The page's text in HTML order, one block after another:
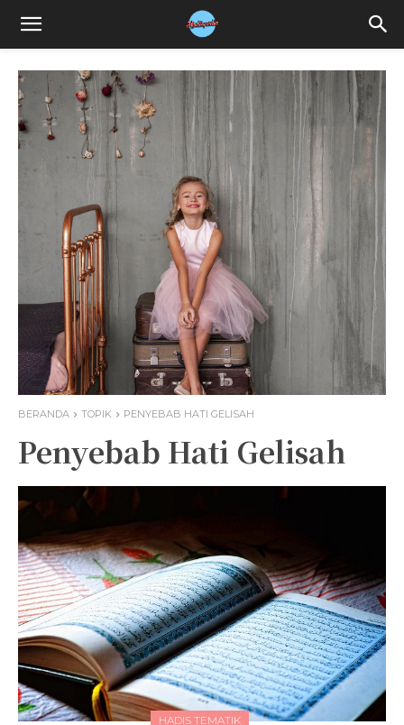
BERANDA TOPIK PENYEBAB HATI GELISAH
Penyebab Hati Gelisah
HADIS TEMATIK